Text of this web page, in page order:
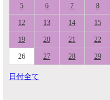
5 6 7 8
12 13 14 15
19 20 21 22
26 27 28 29
日付全て